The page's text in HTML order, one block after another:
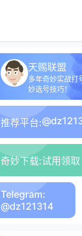
天赐联盟
多年奇妙实战打
妙选号技巧！
推荐平台:
奇妙下载:试用领取
Telegram:
@dz121314